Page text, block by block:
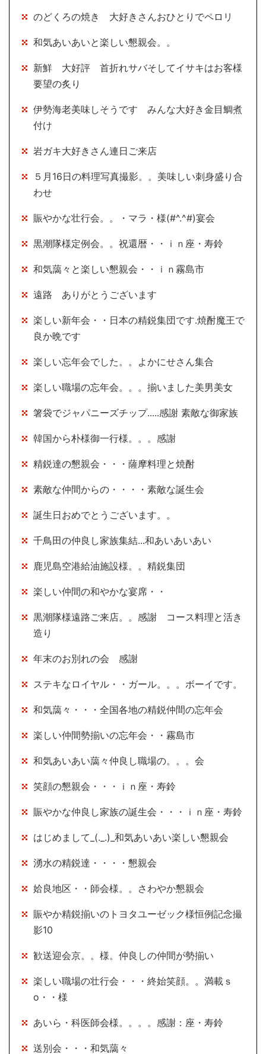
のどくろの焼き 大好きさんおひとりでペロリ
和気あいあいと楽しい懇親会。。
新鮮 大好評 首折れサバそしてイサキはお客様
要望の炙り
伊勢海老美味しそうです みんな大好き金目鯛煮
付け
岩ガキ大好きさん連日ご来店
５月16日の料理写真撮影。。美味しい刺身盛り合
わせ
賑やかな壮行会。。・マラ・様(#^.^#)宴会
黒潮隊様定例会。。祝還暦・・ｉｎ座・寿鈴
和気藹々と楽しい懇親会・・ｉｎ霧島市
遠路 ありがとうございます
楽しい新年会・・日本の精鋭集団です.焼酎魔王で
良か晩です
楽しい忘年会でした。。よかにせさん集合
楽しい職場の忘年会。。。揃いました美男美女
箸袋でジャパニーズチップ.....感謝 素敵な御家族
韓国から朴様御一行様。。。感謝
精鋭達の懇親会・・・薩摩料理と焼酎
素敵な仲間からの・・・・素敵な誕生会
誕生日おめでとうございます。。
千鳥田の仲良し家族集結...和あいあいあい
鹿児島空港給油施設様。。精鋭集団
楽しい仲間の和やかな宴席・・
黒潮隊様遠路ご来店。。感謝 コース料理と活き
造り
年末のお別れの会 感謝
ステキなロイヤル・・ガール。。。ボーイです。
和気藹々・・・全国各地の精鋭仲間の忘年会
楽しい仲間勢揃いの忘年会・・霧島市
和気あいあい藹々仲良し職場の。。。会
笑顔の懇親会・・・ｉｎ座・寿鈴
賑やかな仲良し家族の誕生会・・・ｉｎ座・寿鈴
はじめまして_(._.)_和気あいあい楽しい懇親会
湧水の精鋭達・・・・懇親会
姶良地区・・師会様。。さわやか懇親会
賑やか精鋭揃いのトヨタユーゼック様恒例記念撮
影10
歓送迎会京。。様。仲良しの仲間が勢揃い
楽しい職場の壮行会・・・終始笑顔。。満載ｓ
o・・様
あいら・科医師会様。。。。感謝：座・寿鈴
送別会・・・和気藹々